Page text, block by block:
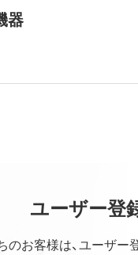
器
ユーザー登
のお客様は、ユーザー